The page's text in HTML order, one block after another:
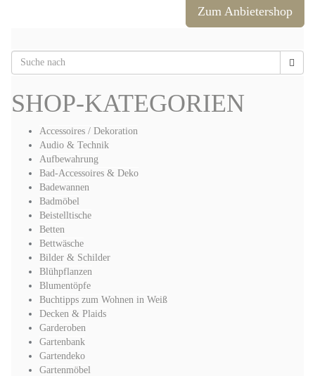
Zum Anbietershop
SHOP-KATEGORIEN
Accessoires / Dekoration
Audio & Technik
Aufbewahrung
Bad-Accessoires & Deko
Badewannen
Badmöbel
Beistelltische
Betten
Bettwäsche
Bilder & Schilder
Blühpflanzen
Blumentöpfe
Buchtipps zum Wohnen in Weiß
Decken & Plaids
Garderoben
Gartenbank
Gartendeko
Gartenmöbel